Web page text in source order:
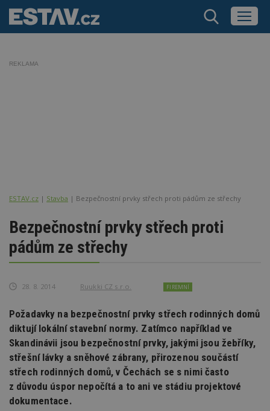
REKLAMA
ESTAV.cz Stavba Bezpečnostní prvky střech proti pádům ze střechy
Bezpečnostní prvky střech proti
pádům ze střechy
28. 8. 2014 Ruukki CZ s.r.o. FIREMNÍ
Požadavky na bezpečnostní prvky střech rodinných domů
diktují lokální stavební normy. Zatímco například ve
Skandinávii jsou bezpečnostní prvky, jakými jsou žebříky,
střešní lávky a sněhové zábrany, přirozenou součástí
střech rodinných domů, v Čechách se s nimi často
z důvodu úspor nepočítá a to ani ve stádiu projektové
dokumentace.